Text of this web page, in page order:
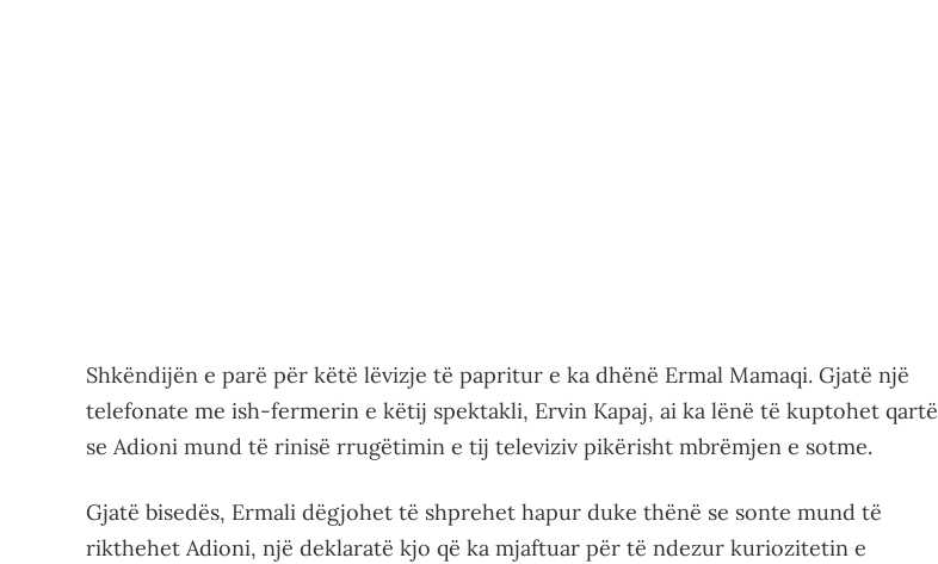
Shkëndijën e parë për këtë lëvizje të papritur e ka dhënë Ermal Mamaqi. Gjatë një
telefonate me ish-fermerin e këtij spektakli, Ervin Kapaj, ai ka lënë të kuptohet qartë
se Adioni mund të rinisë rrugëtimin e tij televiziv pikërisht mbrëmjen e sotme.
Gjatë bisedës, Ermali dëgjohet të shprehet hapur duke thënë se sonte mund të
rikthehet Adioni, një deklaratë kjo që ka mjaftuar për të ndezur kuriozitetin e